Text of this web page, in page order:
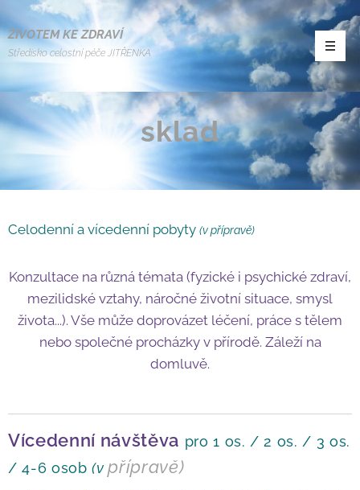
ŽIVOTEM KE ZDRAVÍ
Středisko celostní péče JITŘENKA
sklad
Celodenní a vícedenní pobyty (v přípravě)
Konzultace na různá témata (fyzické i psychické zdraví,
mezilidské vztahy, náročné životní situace, smysl
života...). Vše může doprovázet léčení, práce s tělem
nebo společné procházky v přírodě. Záleží na
domluvě.
Vícedenní návštěva pro 1 os. / 2 os. / 3 os.
/ 4-6 osob(vpřípravě)